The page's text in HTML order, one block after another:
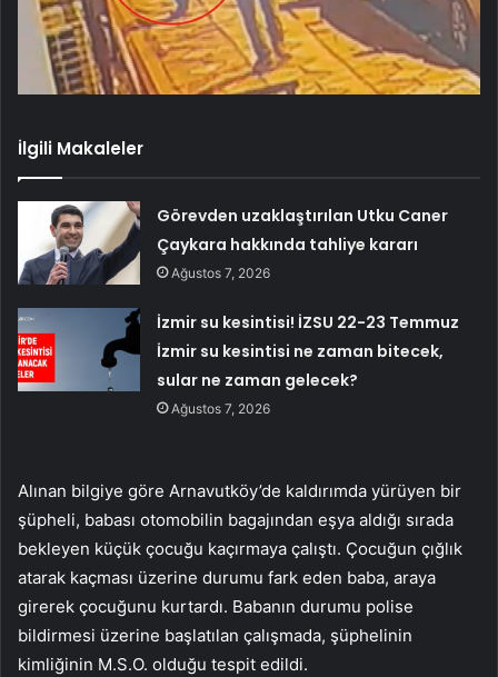
İlgili Makaleler
Görevden uzaklaştırılan Utku Caner
Çaykara hakkında tahliye kararı
Ağustos 7, 2026
İzmir su kesintisi! İZSU 22-23 Temmuz
İzmir su kesintisi ne zaman bitecek,
sular ne zaman gelecek?
Ağustos 7, 2026
Alınan bilgiye göre Arnavutköy’de kaldırımda yürüyen bir
şüpheli, babası otomobilin bagajından eşya aldığı sırada
bekleyen küçük çocuğu kaçırmaya çalıştı. Çocuğun çığlık
atarak kaçması üzerine durumu fark eden baba, araya
girerek çocuğunu kurtardı. Babanın durumu polise
bildirmesi üzerine başlatılan çalışmada, şüphelinin
kimliğinin M.S.O. olduğu tespit edildi.